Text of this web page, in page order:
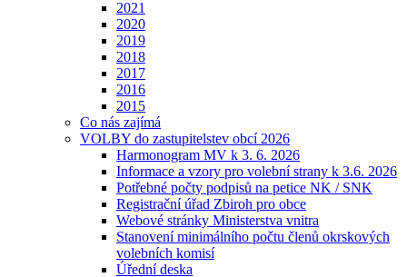
2021
2020
2019
2018
2017
2016
2015
Co nás zajímá
VOLBY do zastupitelstev obcí 2026
Harmonogram MV k 3. 6. 2026
Informace a vzory pro volební strany k 3.6. 2026
Potřebné počty podpisů na petice NK / SNK
Registrační úřad Zbiroh pro obce
Webové stránky Ministerstva vnitra
Stanovení minimálního počtu členů okrskových
volebních komisí
Úřední deska